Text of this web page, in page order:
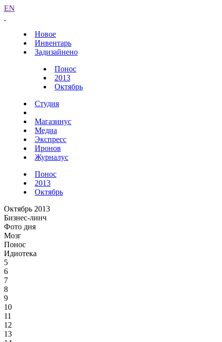
EN
Новое
Инвентарь
Задизайнено
Понос
2013
Октябрь
Студия
Магазинус
Медиа
Экспресс
Иронов
Журналус
Понос
2013
Октябрь
Октябрь 2013
Бизнес-линч
Фото дня
Мозг
Понос
Идиотека
5
6
7
8
9
10
11
12
13